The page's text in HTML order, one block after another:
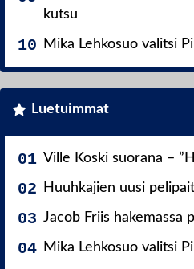
kutsu
Mika Lehkosuo valitsi
Luetuimmat
Ville Koski suorana –
Huuhkajien uusi
Jacob Friis hakemassa
Mika Lehkosuo valitsi